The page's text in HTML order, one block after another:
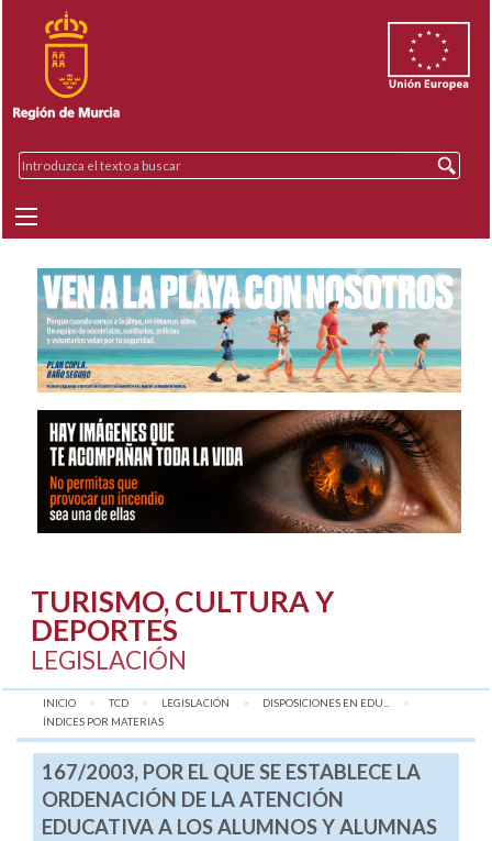
TURISMO, CULTURA Y
DEPORTES
LEGISLACIÓN
INICIO TCD LEGISLACIÓN
DISPOSICIONES EN EDU...
AQUÍ:
ÍNDICES POR MATERIAS
167/2003, POR EL QUE SE ESTABLECE LA
ORDENACIÓN DE LA ATENCIÓN
EDUCATIVA A LOS ALUMNOS Y ALUMNAS